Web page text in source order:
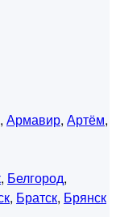
, Армавир, Артём,
, Белгород,
, Братск, Брянск